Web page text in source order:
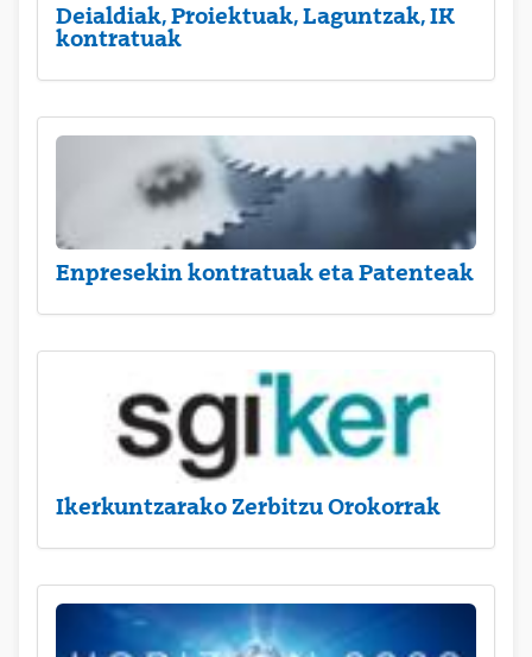
Deialdiak, Proiektuak, Laguntzak, IK
kontratuak
Enpresekin kontratuak eta Patenteak
Ikerkuntzarako Zerbitzu Orokorrak